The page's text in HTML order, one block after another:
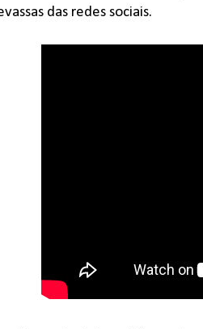
das redes sociais.